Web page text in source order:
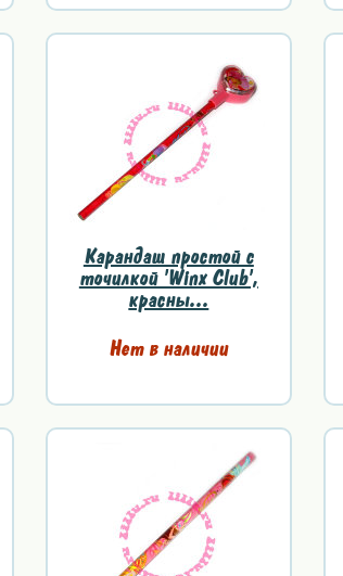
Карандаш простой с
точилкой 'Winx Club',
красны...
Нет в наличии